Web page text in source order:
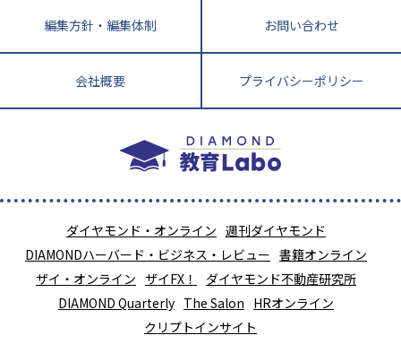
編集方針・編集体制 お問い合わせ
会社概要 プライバシーポリシー
ダイヤモンド・オンライン 週刊ダイヤモンド
DIAMONDハーバード・ビジネス・レビュー 書籍オンライン
ザイ・オンライン ザイFX！
ダイヤモンド不動産研究所
DIAMOND Quarterly The Salon HRオンライン
クリプトインサイト